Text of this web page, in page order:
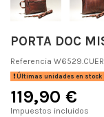
PORTA DOC
Referencia
Últimas unidades en stock
119,90 €
Impuestos incluidos